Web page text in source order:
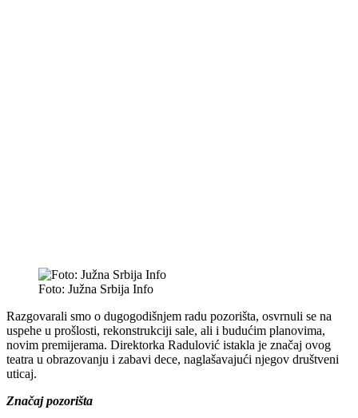
Foto: Južna Srbija Info
Razgovarali smo o dugogodišnjem radu pozorišta, osvrnuli se na
uspehe u prošlosti, rekonstrukciji sale, ali i budućim planovima,
novim premijerama. Direktorka Radulović istakla je značaj ovog
teatra u obrazovanju i zabavi dece, naglašavajući njegov društveni
uticaj.
Značaj pozorišta